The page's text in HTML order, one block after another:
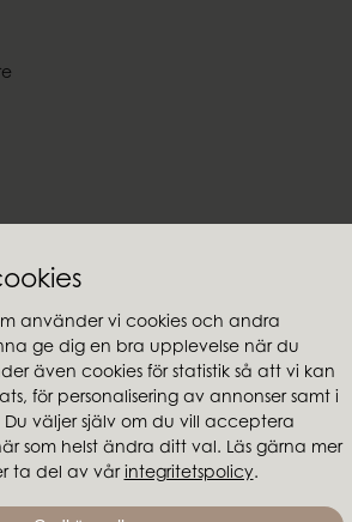
använder vi cookies och andra
ge dig en bra upplevelse när du
även cookies för statistik så att vi kan
för personalisering av annonser samt i
Du väljer själv om du vill acceptera
som helst ändra ditt val. Läs gärna mer
ta del av vår integritetspolicy.